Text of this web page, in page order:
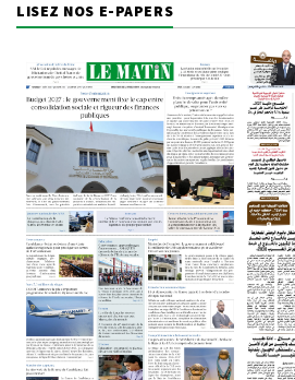
LISEZ NOS E-PAPERS